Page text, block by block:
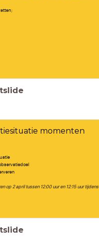
momenten
op 2 april tussen 12:00 uur en 12:15 uur tijdens